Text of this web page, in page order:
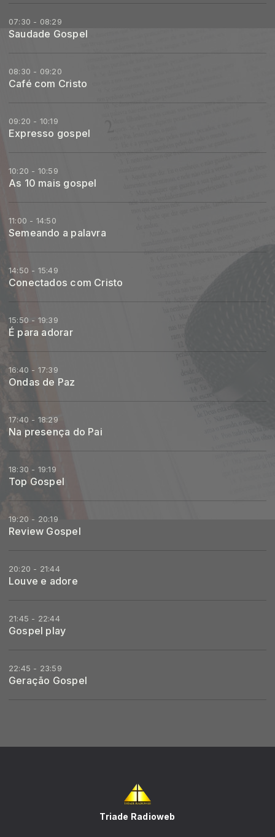
07:30 - 08:29
Saudade Gospel
08:30 - 09:20
Café com Cristo
09:20 - 10:19
Expresso gospel
10:20 - 10:59
As 10 mais gospel
11:00 - 14:50
Semeando a palavra
14:50 - 15:49
Conectados com Cristo
15:50 - 19:39
É para adorar
16:40 - 17:39
Ondas de Paz
17:40 - 18:29
Na presença do Pai
18:30 - 19:19
Top Gospel
19:20 - 20:19
Review Gospel
20:20 - 21:44
Louve e adore
21:45 - 22:44
Gospel play
22:45 - 23:59
Geração Gospel
Triade Radioweb